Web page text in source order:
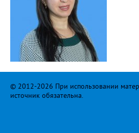
© 2012-2026 При использовании
источник обязательна.